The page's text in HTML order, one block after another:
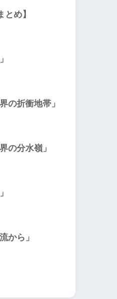
め】
の折衝地帯」
の分水嶺」
から」